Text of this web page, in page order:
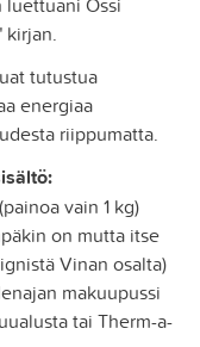
kirjan.
tutustua
energiaa
riippumatta.
vain 1 kg)
on mutta itse
Vinan osalta)
makuupussi
tai Therm-a-